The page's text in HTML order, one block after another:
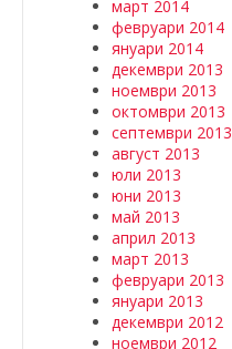
март 2014
февруари 2014
януари 2014
декември 2013
ноември 2013
октомври 2013
септември 2013
август 2013
юли 2013
юни 2013
май 2013
април 2013
март 2013
февруари 2013
януари 2013
декември 2012
ноември 2012